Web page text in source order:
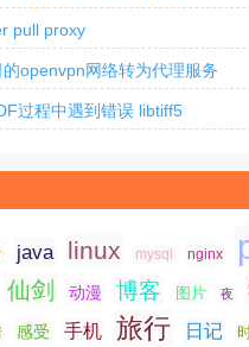
pull proxy
openvpn网络转为代理服务
过程中遇到错误 libtiff5
java linux mysql nginx
仙剑 动漫 博客 图片 夜
感受 手机 旅行 日记